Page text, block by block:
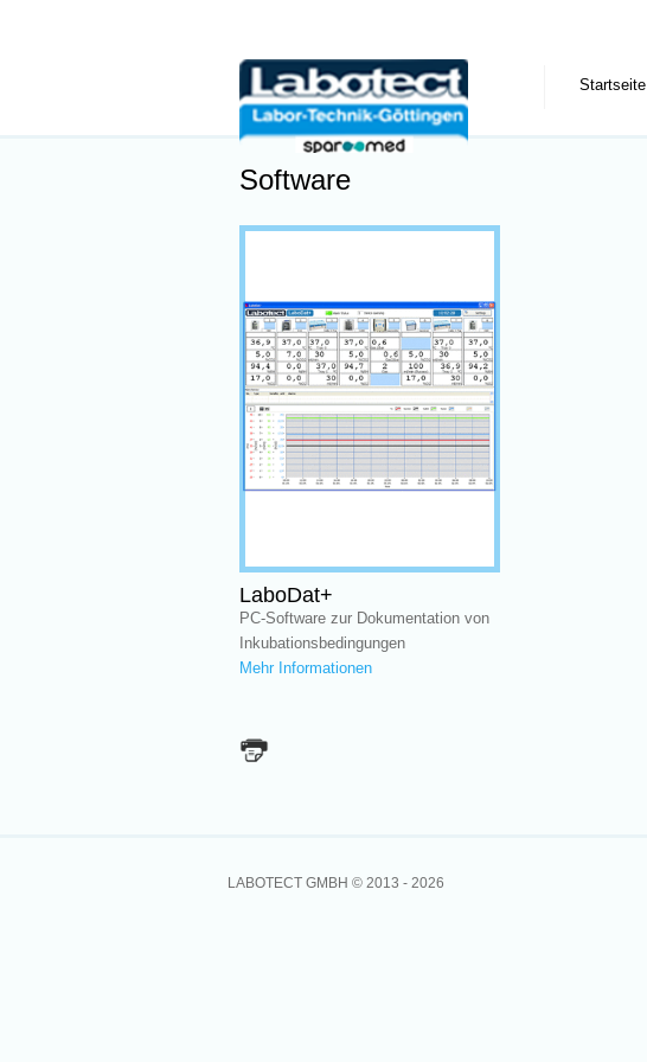
Startseite
Software
LaboDat+
PC-Software zur Dokumentation von
Inkubationsbedingungen
Mehr Informationen
LABOTECT GMBH © 2013 - 2026